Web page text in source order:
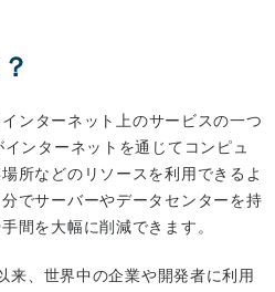
ンターネット上のサービスの一つ
ンターネットを通じてコンピュ
所などのリソースを利用できるよ
でサーバーやデータセンターを持
間を大幅に削減できます。
来、世界中の企業や開発者に利用